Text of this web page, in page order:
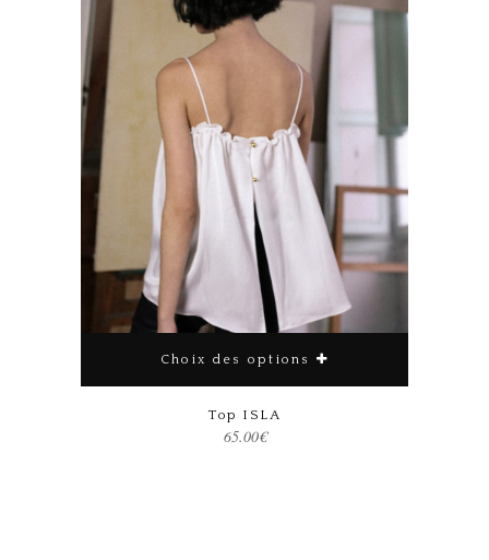
Choix des options
Top ISLA
65.00€